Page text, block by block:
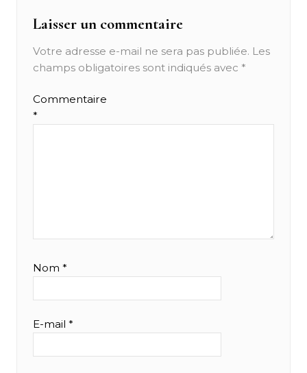
Laisser un commentaire
Votre adresse e-mail ne sera pas publiée. Les
champs obligatoires sont indiqués avec *
Commentaire
*
Nom *
E-mail *